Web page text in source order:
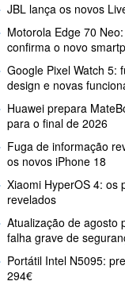
JBL lança os novos
Motorola Edge 70
confirma o novo
Google Pixel Watch 5:
design e novas
Huawei prepara
para o final de 2026
Fuga de informação
os novos iPhone 18
Xiaomi HyperOS 4: os
revelados
Atualização de agosto
falha grave de
Portátil Intel N5095:
294€